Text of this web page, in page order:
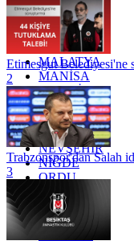
KOCAELİ
KONYA
KÜTAHYA
KİLİS
MALATYA
MANİSA
MARDİN
MERSİN
MUĞLA
MUŞ
NEVŞEHİR
NİĞDE
ORDU
OSMANİYE
RİZE
SAKARYA
Etimesgut Belediyesi'ne
2
Trabzonspor'dan Salah
3